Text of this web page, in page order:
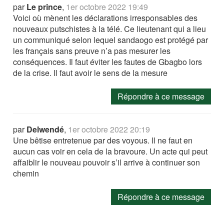
parLe prince, 1er octobre 2022 19:49
Voici où mènent les déclarations irresponsables des
nouveaux putschistes à la télé. Ce lieutenant qui a lieu
un communiqué selon lequel sandaogo est protégé par
les français sans preuve n’a pas mesurer les
conséquences. Il faut éviter les fautes de Gbagbo lors
de la crise. Il faut avoir le sens de la mesure
Répondre à ce message
parDelwendé, 1er octobre 2022 20:19
Une bêtise entretenue par des voyous. Il ne faut en
aucun cas voir en cela de la bravoure. Un acte qui peut
affaiblir le nouveau pouvoir s’il arrive à continuer son
chemin
Répondre à ce message